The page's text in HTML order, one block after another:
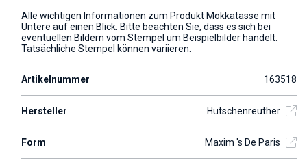
Alle wichtigen Informationen zum Produkt Mokkatasse mit
Untere auf einen Blick. Bitte beachten Sie, dass es sich bei
eventuellen Bildern vom Stempel um Beispielbilder handelt.
Tatsächliche Stempel können variieren.
Artikelnummer 163518
Hersteller Hutschenreuther
Form Maxim 's De Paris